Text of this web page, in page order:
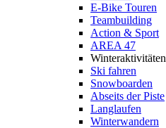
E-Bike Touren
Teambuilding
Action & Sport
AREA 47
Winteraktivitäten
Ski fahren
Snowboarden
Abseits der Piste
Langlaufen
Winterwandern